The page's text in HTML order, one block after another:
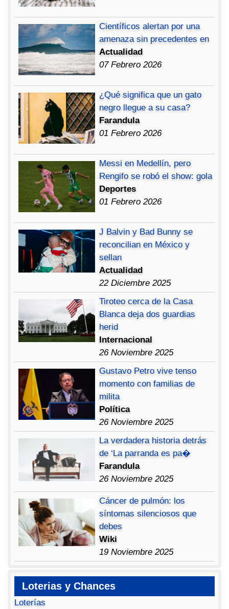
Científicos alertan por una
amenaza sin precedentes en
Actualidad
07 Febrero 2026
¿Qué significa que un gato
negro llegue a su casa?
Farandula
01 Febrero 2026
Messi en Medellín, pero
Rengifo se robó el show: gola
Deportes
01 Febrero 2026
J Balvin y Bad Bunny se
reconcilian en México y
sellan
Actualidad
22 Diciembre 2025
Tiroteo cerca de la Casa
Blanca deja dos guardias
herid
Internacional
26 Noviembre 2025
Gustavo Petro vive tenso
momento con familias de
milita
Política
26 Noviembre 2025
La verdadera historia detrás
de ‘La parranda es pa�
Farandula
26 Noviembre 2025
Cáncer de pulmón: los
síntomas silenciosos que
debes
Wiki
19 Noviembre 2025
Loterias y Chances
Loterías